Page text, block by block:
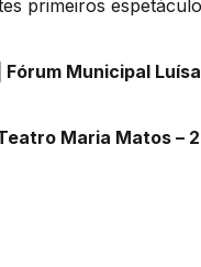
primeiros
Municipal
Maria Matos –